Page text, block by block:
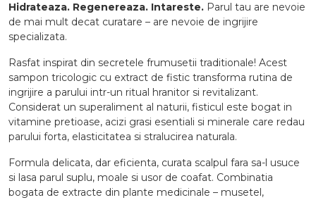
Hidrateaza. Regenereaza. Intareste. Parul tau are nevoie
de mai mult decat curatare – are nevoie de ingrijire
specializata.
Rasfat inspirat din secretele frumusetii traditionale! Acest
sampon tricologic cu extract de fistic transforma rutina de
ingrijire a parului intr-un ritual hranitor si revitalizant.
Considerat un superaliment al naturii, fisticul este bogat in
vitamine pretioase, acizi grasi esentiali si minerale care redau
parului forta, elasticitatea si stralucirea naturala.
Formula delicata, dar eficienta, curata scalpul fara sa-l usuce
si lasa parul suplu, moale si usor de coafat. Combinatia
bogata de extracte din plante medicinale – musetel,